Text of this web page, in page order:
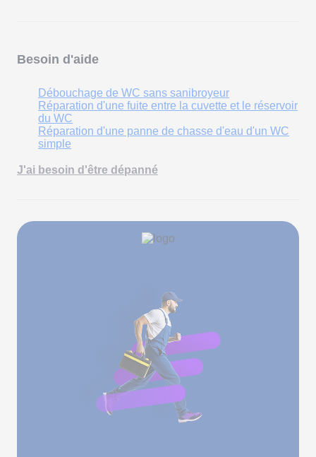
Besoin d'aide
Débouchage de WC sans sanibroyeur
Réparation d'une fuite entre la cuvette et le réservoir
du WC
Réparation d'une panne de chasse d'eau d'un WC
simple
J'ai besoin d'être dépanné